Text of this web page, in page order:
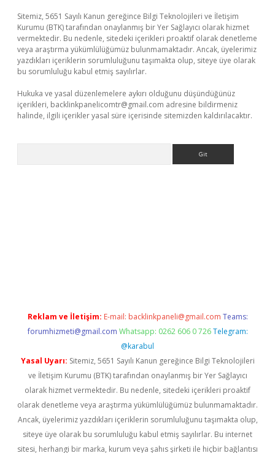
Sitemiz, 5651 Sayılı Kanun gereğince Bilgi Teknolojileri ve İletişim
Kurumu (BTK) tarafından onaylanmış bir Yer Sağlayıcı olarak hizmet
vermektedir. Bu nedenle, sitedeki içerikleri proaktif olarak denetleme
veya araştırma yükümlülüğümüz bulunmamaktadır. Ancak, üyelerimiz
yazdıkları içeriklerin sorumluluğunu taşımakta olup, siteye üye olarak
bu sorumluluğu kabul etmiş sayılırlar.
Hukuka ve yasal düzenlemelere aykırı olduğunu düşündüğünüz
içerikleri, backlinkpanelicomtr@gmail.com adresine bildirmeniz
halinde, ilgili içerikler yasal süre içerisinde sitemizden kaldırılacaktır.
Reklam ve İletişim: E-mail: backlinkpaneli@gmail.com Teams:
forumhizmeti@gmail.com Whatsapp: 0262 606 0 726 Telegram:
@karabul
Yasal Uyarı: Sitemiz, 5651 Sayılı Kanun gereğince Bilgi Teknolojileri
ve İletişim Kurumu (BTK) tarafından onaylanmış bir Yer Sağlayıcı
olarak hizmet vermektedir. Bu nedenle, sitedeki içerikleri proaktif
olarak denetleme veya araştırma yükümlülüğümüz bulunmamaktadır.
Ancak, üyelerimiz yazdıkları içeriklerin sorumluluğunu taşımakta olup,
siteye üye olarak bu sorumluluğu kabul etmiş sayılırlar. Bu internet
sitesi, herhangi bir marka, kurum veya şahıs şirketi ile hiçbir bağlantısı